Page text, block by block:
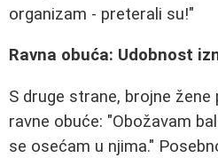
organizam - preterali su!"
Ravna obuća: Udobnost
S druge strane, brojne
ravne obuće: "Obožavam
se osećam u njima."